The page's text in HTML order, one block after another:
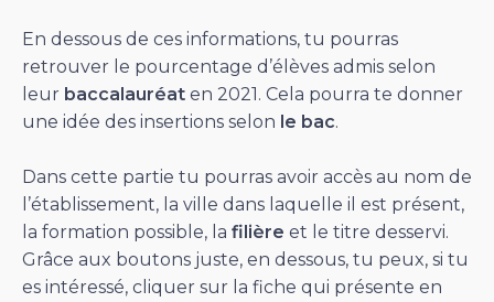
En dessous de ces informations, tu pourras
retrouver le pourcentage d’élèves admis selon
leur baccalauréat en 2021. Cela pourra te donner
une idée des insertions selon le bac.
Dans cette partie tu pourras avoir accès au nom de
l’établissement, la ville dans laquelle il est présent,
la formation possible, la filière et le titre desservi.
Grâce aux boutons juste, en dessous, tu peux, si tu
es intéressé, cliquer sur la fiche qui présente en